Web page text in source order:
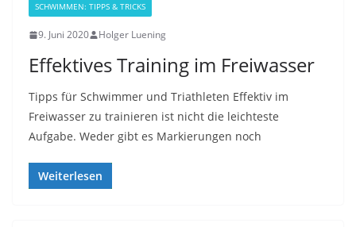
SCHWIMMEN: TIPPS & TRICKS
9. Juni 2020 Holger Luening
Effektives Training im Freiwasser
Tipps für Schwimmer und Triathleten Effektiv im
Freiwasser zu trainieren ist nicht die leichteste
Aufgabe. Weder gibt es Markierungen noch
Weiterlesen